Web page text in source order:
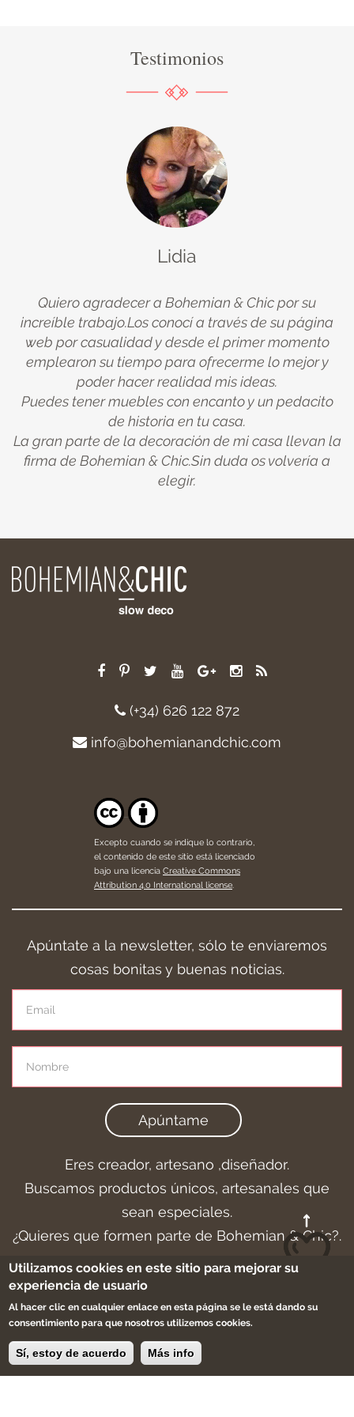
Testimonios
Lidia
Quiero agradecer a Bohemian & Chic por su
increíble trabajo.Los conocí a través de su página
web por casualidad y desde el primer momento
emplearon su tiempo para ofrecerme lo mejor y
poder hacer realidad mis ideas.
Puedes tener muebles con encanto y un pedacito
de historia en tu casa.
La gran parte de la decoración de mi casa llevan la
firma de Bohemian & Chic.Sin duda os volvería a
elegir.
(+34) 626 122 872
info@bohemianandchic.com
Excepto cuando se indique lo contrario,
el contenido de este sitio está licenciado
bajo una licencia Creative Commons
Attribution 4.0 International license.
Apúntate a la newsletter, sólo te enviaremos
cosas bonitas y buenas noticias.
Apúntame
Eres creador, artesano ,diseñador.
Buscamos productos únicos, artesanales que
sean especiales.
¿Quieres que formen parte de Bohemian & Chic?.
Trabaja con nosotros
Aviso legal-Cookies -Condiciones de compra
-Sitemap
Utilizamos cookies en este sitio para mejorar su
experiencia de usuario
Al hacer clic en cualquier enlace en esta página se le está dando su
consentimiento para que nosotros utilizemos cookies.
Sí, estoy de acuerdo Más info